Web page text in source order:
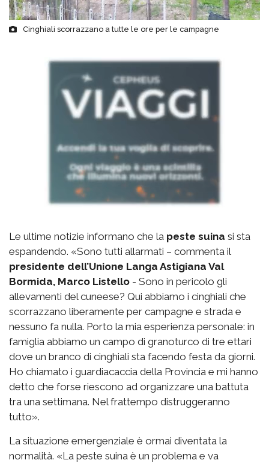
Cinghiali scorrazzano a tutte le ore per le campagne
Le ultime notizie informano che la peste suina si sta
espandendo. «Sono tutti allarmati – commenta il
presidente dell’Unione Langa Astigiana Val
Bormida, Marco Listello - Sono in pericolo gli
allevamenti del cuneese? Qui abbiamo i cinghiali che
scorrazzano liberamente per campagne e strada e
nessuno fa nulla. Porto la mia esperienza personale: in
famiglia abbiamo un campo di granoturco di tre ettari
dove un branco di cinghiali sta facendo festa da giorni.
Ho chiamato i guardiacaccia della Provincia e mi hanno
detto che forse riescono ad organizzare una battuta
tra una settimana. Nel frattempo distruggeranno
tutto».
La situazione emergenziale è ormai diventata la
normalità. «La peste suina è un problema e va